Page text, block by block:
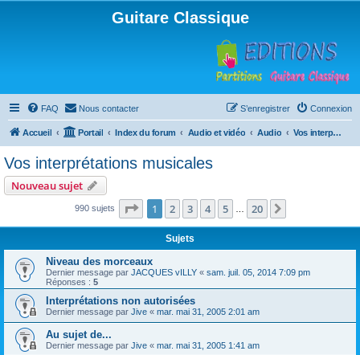
Guitare Classique
FAQ Nous contacter Connexion
S’enregistrer
Accueil Portail Index du forum Audio et vidéo Audio Vos interprétations musicales
Vos interprétations musicales
Nouveau sujet
990 sujets Page 1sur20
1 2 3 4 5 20
Sujets
Niveau des morceaux
Dernier message par JACQUES vILLY « sam. juil. 05, 2014 7:09 pm
Réponses : 5
Interprétations non autorisées
Dernier message par Jive « mar. mai 31, 2005 2:01 am
Au sujet de...
Dernier message par Jive « mar. mai 31, 2005 1:41 am